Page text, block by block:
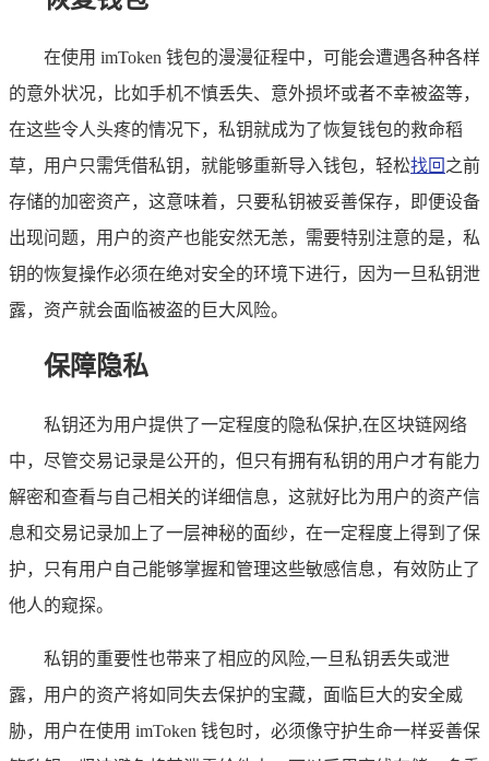
在使用 imToken 钱包的漫漫征程中，可能会遭遇各种各样
的意外状况，比如手机不慎丢失、意外损坏或者不幸被盗等，
在这些令人头疼的情况下，私钥就成为了恢复钱包的救命稻
草，用户只需凭借私钥，就能够重新导入钱包，轻松找回 之前
存储的加密资产，这意味着，只要私钥被妥善保存，即便设备
出现问题，用户的资产也能安然无恙，需要特别注意的是，私
钥的恢复操作必须在绝对安全的环境下进行，因为一旦私钥泄
露，资产就会面临被盗的巨大风险。
保障隐私
私钥还为用户提供了一定程度的隐私保护,在区块链网络
中，尽管交易记录是公开的，但只有拥有私钥的用户才有能力
解密和查看与自己相关的详细信息，这就好比为用户的资产信
息和交易记录加上了一层神秘的面纱，在一定程度上得到了保
护，只有用户自己能够掌握和管理这些敏感信息，有效防止了
他人的窥探。
私钥的重要性也带来了相应的风险,一旦私钥丢失或泄
露，用户的资产将如同失去保护的宝藏，面临巨大的安全威
胁，用户在使用 imToken 钱包时，必须像守护生命一样妥善保